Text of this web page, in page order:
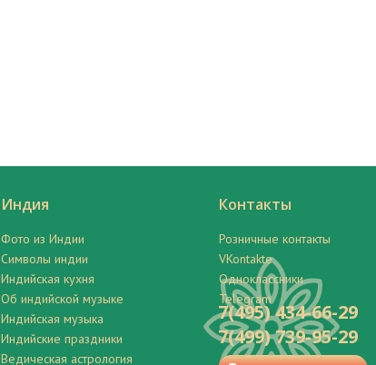
Индия
Фото из Индии
Символы индии
Индийская кухня
Об индийской музыке
Индийская музыка
Индийские праздники
Ведическая астрология
Контакты
Розничные контакты
VKontakte
Одноклассники
Telegram
7(495) 434-66-29
7(499) 739-95-29